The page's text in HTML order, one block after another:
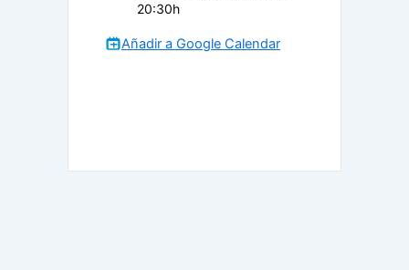
20:30h
Añadir a Google Calendar